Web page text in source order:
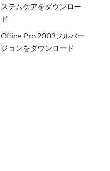
ステムケアをダウンロー
ド
Office Pro 2003フルバー
ジョンをダウンロード